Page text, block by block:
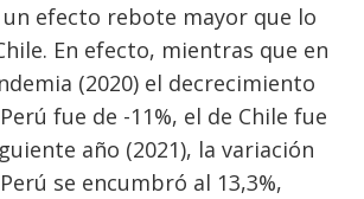
efecto rebote mayor que lo
En efecto, mientras que en
(2020) el decrecimiento
fue de -11%, el de Chile fue
año (2021), la variación
se encumbró al 13,3%,